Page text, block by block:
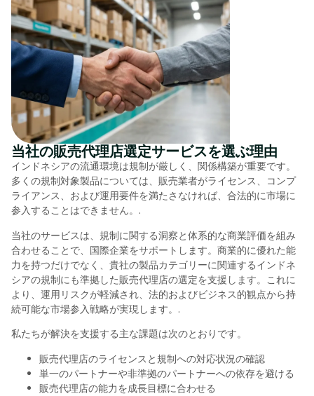
当社の販売代理店選定サービスを選ぶ理由
インドネシアの流通環境は規制が厳しく、関係構築が重要です。
多くの規制対象製品については、販売業者がライセンス、コンプ
ライアンス、および運用要件を満たさなければ、合法的に市場に
参入することはできません。.
当社のサービスは、規制に関する洞察と体系的な商業評価を組み
合わせることで、国際企業をサポートします。商業的に優れた能
力を持つだけでなく、貴社の製品カテゴリーに関連するインドネ
シアの規制にも準拠した販売代理店の選定を支援します。これに
より、運用リスクが軽減され、法的およびビジネス的観点から持
続可能な市場参入戦略が実現します。.
私たちが解決を支援する主な課題は次のとおりです。
販売代理店のライセンスと規制への対応状況の確認
単一のパートナーや非準拠のパートナーへの依存を避ける
販売代理店の能力を成長目標に合わせる